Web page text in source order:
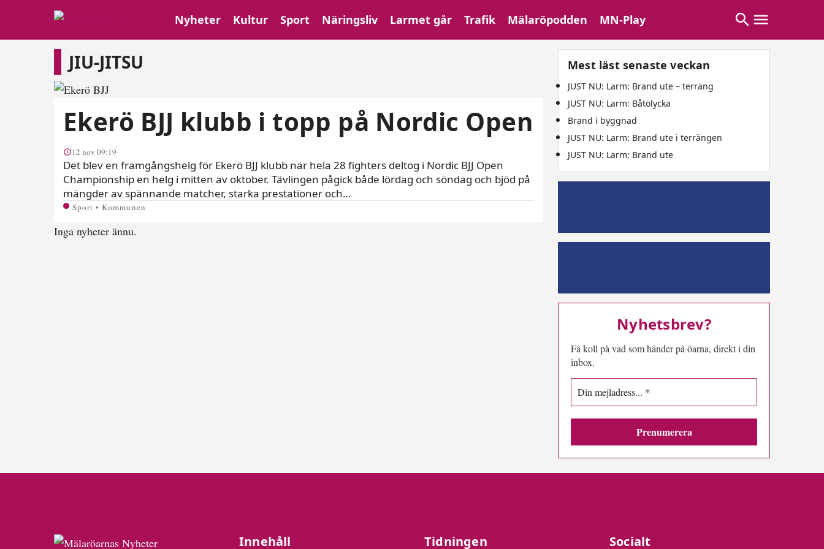
Nyheter Kultur Sport Näringsliv Larmet går Trafik Mälaröpodden MN-Play
Jiu-Jitsu
JIU-JITSU
Ekerö BJJ klubb i topp på Nordic Open
12 nov 09:19
Det blev en framgångshelg för Ekerö BJJ klubb när hela 28 fighters deltog i Nordic BJJ Open
Championship en helg i mitten av oktober. Tävlingen pågick både lördag och söndag och bjöd på
mängder av spännande matcher, starka prestationer och…
Sport • Kommunen
Inga nyheter ännu.
Mest läst senaste veckan
JUST NU: Larm: Brand ute – terräng
JUST NU: Larm: Båtolycka
Brand i byggnad
JUST NU: Larm: Brand ute i terrängen
JUST NU: Larm: Brand ute
Nyhetsbrev?
Få koll på vad som händer på öarna, direkt i din
inbox.
Innehåll Tidningen Socialt